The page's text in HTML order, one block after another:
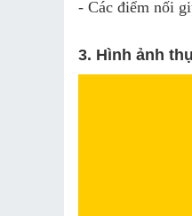
- Các điểm nối
3. Hình ảnh